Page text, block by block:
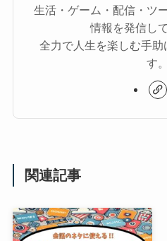
生活・ゲーム・配信・ツ
情報を発信し
全力で人生を楽しむ手
す。
関連記事